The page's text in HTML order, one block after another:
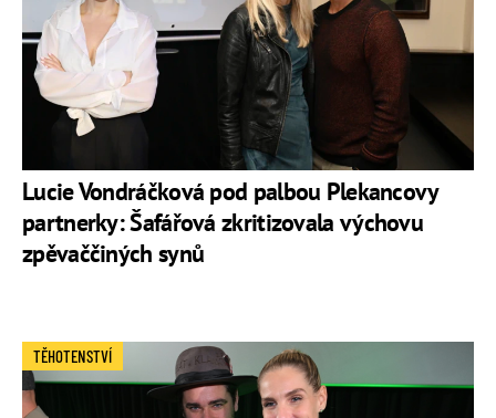
Lucie Vondráčková pod palbou Plekancovy
partnerky: Šafářová zkritizovala výchovu
zpěvaččiných synů
TĚHOTENSTVÍ